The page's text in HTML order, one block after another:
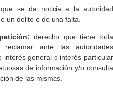
se da noticia a la autoridad
un delito o de una falta.
derecho que tiene toda
ante las autoridades
interés general o interés particular
de información y/o consulta
de las mismas.